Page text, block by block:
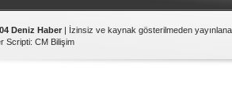
Deniz Haber | İzinsiz ve kaynak gösterilmeden
Scripti: CM Bilişim